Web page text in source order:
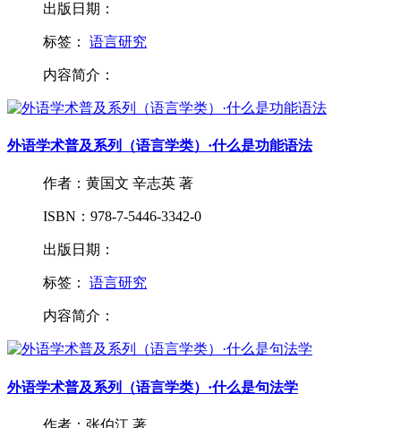
出版日期：
标签： 语言研究
内容简介：
外语学术普及系列（语言学类）·什么是功能语法
作者：黄国文 辛志英 著
ISBN：978-7-5446-3342-0
出版日期：
标签： 语言研究
内容简介：
外语学术普及系列（语言学类）·什么是句法学
作者：张伯江 著